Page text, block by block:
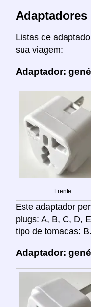
Adaptadores
Listas de
sua viagem:
Adaptador:
Frente
Este adaptador
plugs: A, B, C, D,
tipo de tomadas: B.
Adaptador: